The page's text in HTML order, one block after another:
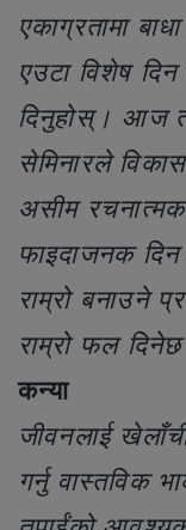
एकाग्रतामा
एउटा विशेष
दिनुहोस्। आज
सेमिनारले
असीम
फाइदाजनक
राम्रो बनाउने
राम्रो फल
कन्या
जीवनलाई
गर्नु वास्तविक